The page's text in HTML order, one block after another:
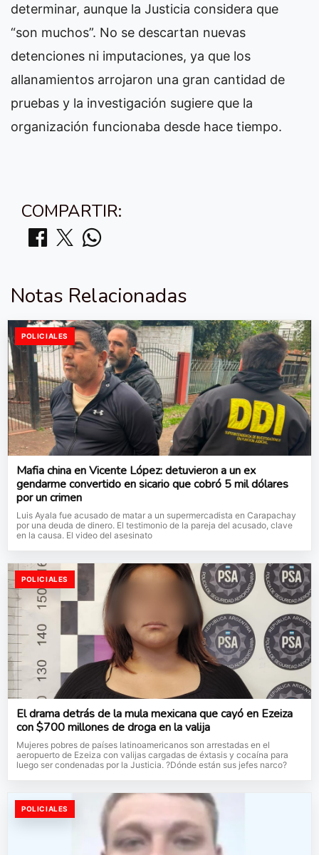
determinar, aunque la Justicia considera que
“son muchos”. No se descartan nuevas
detenciones ni imputaciones, ya que los
allanamientos arrojaron una gran cantidad de
pruebas y la investigación sugiere que la
organización funcionaba desde hace tiempo.
COMPARTIR:
Notas Relacionadas
POLICIALES
Mafia china en Vicente López: detuvieron a un ex
gendarme convertido en sicario que cobró 5 mil dólares
por un crimen
Luis Ayala fue acusado de matar a un supermercadista en Carapachay
por una deuda de dinero. El testimonio de la pareja del acusado, clave
en la causa. El video del asesinato
POLICIALES
El drama detrás de la mula mexicana que cayó en Ezeiza
con $700 millones de droga en la valija
Mujeres pobres de países latinoamericanos son arrestadas en el
aeropuerto de Ezeiza con valijas cargadas de éxtasis y cocaína para
luego ser condenadas por la Justicia. ?Dónde están sus jefes narco?
POLICIALES